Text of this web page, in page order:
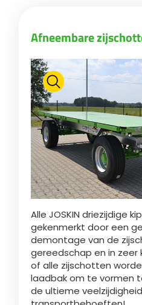
Lietuvių
Česká
Afneembare
Alle JOSKIN driezijdige
gekenmerkt door een
demontage van de
gereedschap en in zeer
of alle zijschotten
laadbak om te vormen
de ultieme